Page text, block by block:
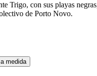
Trigo, con sus playas
de Porto Novo.
medida